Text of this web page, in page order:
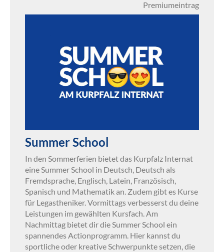
Premiumeintrag
Summer School
In den Sommerferien bietet das Kurpfalz Internat
eine Summer School in Deutsch, Deutsch als
Fremdsprache, Englisch, Latein, Französisch,
Spanisch und Mathematik an. Zudem gibt es Kurse
für Legastheniker. Vormittags verbesserst du deine
Leistungen im gewählten Kursfach. Am
Nachmittag bietet dir die Summer School ein
spannendes Actionprogramm. Hier kannst du
sportliche oder kreative Schwerpunkte setzen, die